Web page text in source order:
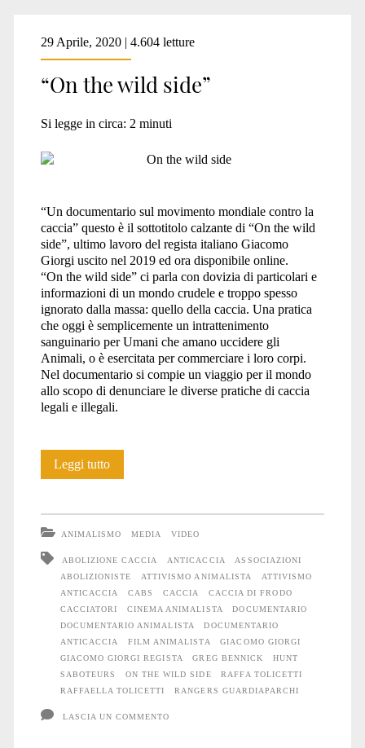
29 Aprile, 2020 | 4.604 letture
“On the wild side”
Si legge in circa: 2 minuti
“Un documentario sul movimento mondiale contro la
caccia” questo è il sottotitolo calzante di “On the wild
side”, ultimo lavoro del regista italiano Giacomo
Giorgi uscito nel 2019 ed ora disponibile online.
“On the wild side” ci parla con dovizia di particolari e
informazioni di un mondo crudele e troppo spesso
ignorato dalla massa: quello della caccia. Una pratica
che oggi è semplicemente un intrattenimento
sanguinario per Umani che amano uccidere gli
Animali, o è esercitata per commerciare i loro corpi.
Nel documentario si compie un viaggio per il mondo
allo scopo di denunciare le diverse pratiche di caccia
legali e illegali.
Leggi tutto“On
ANIMALISMO MEDIA VIDEO
ABOLIZIONE CACCIA ANTICACCIA
ASSOCIAZIONI
ABOLIZIONISTE
ATTIVISMO ANIMALISTA
ATTIVISMO
ANTICACCIA
CABS CACCIA
CACCIA DI FRODO
CACCIATORI
CINEMA ANIMALISTA
DOCUMENTARIO
DOCUMENTARIO ANIMALISTA
DOCUMENTARIO
ANTICACCIA
FILM ANIMALISTA
GIACOMO GIORGI
GIACOMO GIORGI REGISTA
GREG BENNICK
HUNT
SABOTEURS
ON THE WILD SIDE
RAFFA TOLICETTI
RAFFAELLA TOLICETTI
RANGERS GUARDIAPARCHI
LASCIA UN COMMENTO